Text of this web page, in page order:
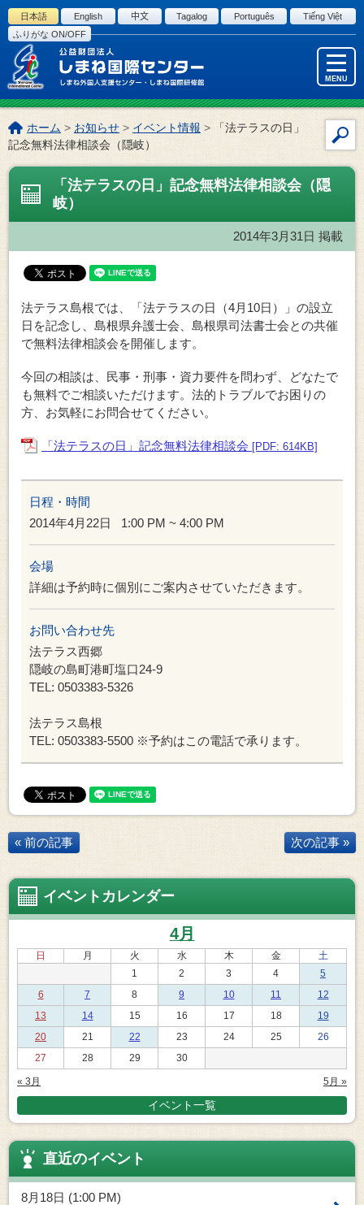
このページの本文へ
日本語 English 中文 Tagalog Português
Tiếng Việt
ふりがな ON/OFF
MENU
イ
索
こ
の
ペ
ホーム > お知らせ > イベント情報 >「法テラスの日」
記念無料法律相談会（隠岐）
「法テラスの日」記念無料法律相談会（隠
岐）
2014年3月31日 掲載
法テラス島根では、「法テラスの日（4月10日）」の設立
日を記念し、島根県弁護士会、島根県司法書士会との共催
で無料法律相談会を開催します。
今回の相談は、民事・刑事・資力要件を問わず、どなたで
も無料でご相談いただけます。法的トラブルでお困りの
方、お気軽にお問合せてください。
「法テラスの日」記念無料法律相談会 [PDF: 614KB]
日程・時間
2014年4月22日
1:00 PM ~ 4:00 PM
会場
詳細は予約時に個別にご案内させていただきます。
お問い合わせ先
法テラス西郷
隠岐の島町港町塩口24-9
TEL: 0503383-5326
法テラス島根
TEL: 0503383-5500 ※予約はこの電話で承ります。
« 前の記事 次の記事 »
イベントカレンダー
4月
日 月 火 水 木 金
土
1
2 3 4
5
6
7 8 9 10 11
12
13
14 15 16 17 18
19
20
21 22 23 24 25
26
27
28 29 30
« 3月 5月 »
イベント一覧
直近のイベント
8月18日 (1:00 PM)